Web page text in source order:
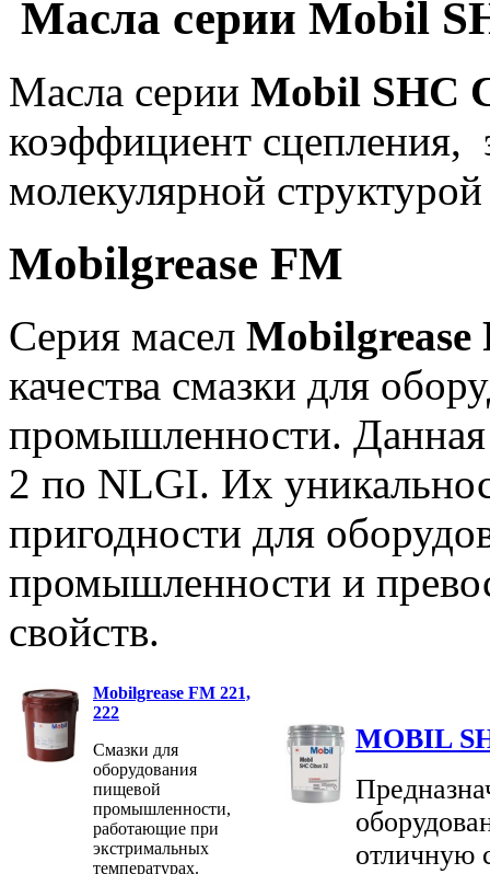
Масла серии Mobil
Масла серии Mobil SHC
коэффициент сцепления,
молекулярной
Mobilgrease FM
Серия масел Mobilgrease
качества смазки для
промышленности. Данная
2 по NLGI. Их
пригодности для
промышленности и
свойств.
Mobilgrease FM 221,
222
Смазки для
оборудования
пищевой
промышленности,
работающие при
экстримальных
температурах.
MOBIL
отличную